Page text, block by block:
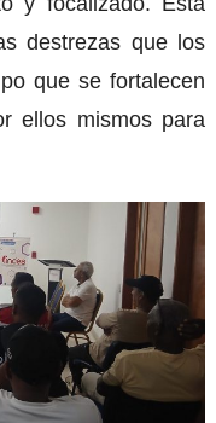
destrezas que los
que se fortalecen
ellos mismos para